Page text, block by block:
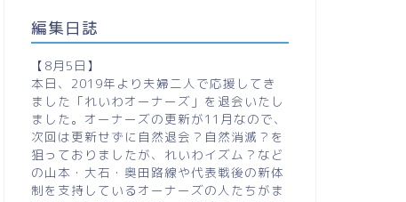
編集日誌
【8月5日】
本日、2019年より夫婦二人で応援してき
ました「れいわオーナーズ」を退会いたし
ました。オーナーズの更新が11月なので、
次回は更新せずに自然退会？自然消滅？を
狙っておりましたが、れいわイズム？など
の山本・大石・奥田路線や代表戦後の新体
制を支持しているオーナーズの人たちがま